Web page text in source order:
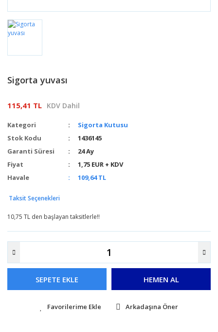
Sigorta yuvası
115,41 TL KDV Dahil
Kategori
Sigorta Kutusu
Stok Kodu
1436145
Garanti Süresi
24 Ay
Fiyat
1,75 EUR + KDV
Havale
109,64 TL
Taksit Seçenekleri
10,75 TL den başlayan taksitlerle!!
SEPETE EKLE HEMEN AL
Arkadaşına Öner